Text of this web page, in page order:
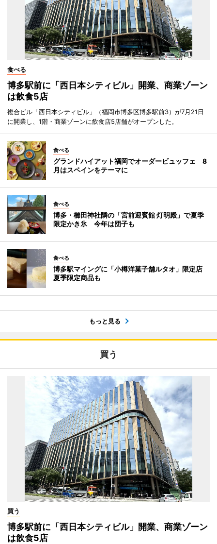
食べる
博多駅前に「西日本シティビル」開業、商業ゾーン
は飲食5店
複合ビル「西日本シティビル」（福岡市博多区博多駅前3）が7月21日
に開業し、1階・商業ゾーンに飲食店5店舗がオープンした。
食べる
グランドハイアット福岡でオーダービュッフェ 8
月はスペインをテーマに
食べる
博多・櫛田神社隣の「宮前迎賓館 灯明殿」で夏季
限定かき氷 今年は団子も
食べる
博多駅マイングに「小樽洋菓子舗ルタオ」限定店
夏季限定商品も
もっと見る
買う
買う
博多駅前に「西日本シティビル」開業、商業ゾーン
は飲食5店